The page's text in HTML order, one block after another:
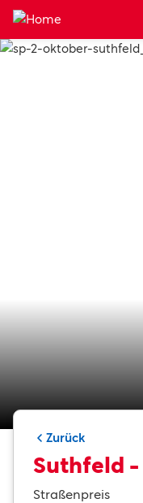
Zum Hauptinhalt
Zurück
Suthfeld
Straßenpreis